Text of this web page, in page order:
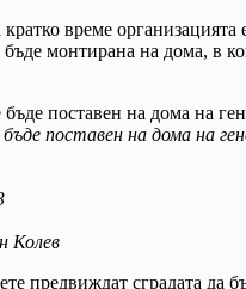
време организацията
монтирана на дома, в
поставен на дома на
Колев
предвиждат сградата да